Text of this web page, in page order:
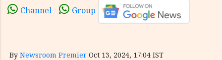
Channel Group
By Newsroom Premier Oct 13, 2024, 17:04 IST